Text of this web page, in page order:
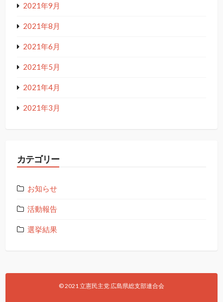
2021年9月
2021年8月
2021年6月
2021年5月
2021年4月
2021年3月
カテゴリー
お知らせ
活動報告
選挙結果
© 2021 立憲民主党 広島県総支部連合会